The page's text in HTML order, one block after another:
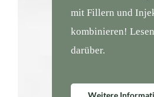
mit Fillern und
kombinieren!
darüber.
Weitere